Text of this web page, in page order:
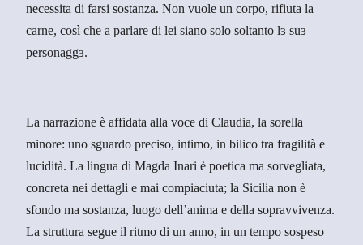
necessita di farsi sostanza. Non vuole un corpo, rifiuta la
carne, così che a parlare di lei siano solo soltanto lɜ suɜ
personaggɜ.
La narrazione è affidata alla voce di Claudia, la sorella
minore: uno sguardo preciso, intimo, in bilico tra fragilità e
lucidità. La lingua di Magda Inari è poetica ma sorvegliata,
concreta nei dettagli e mai compiaciuta; la Sicilia non è
sfondo ma sostanza, luogo dell’anima e della sopravvivenza.
La struttura segue il ritmo di un anno, in un tempo sospeso